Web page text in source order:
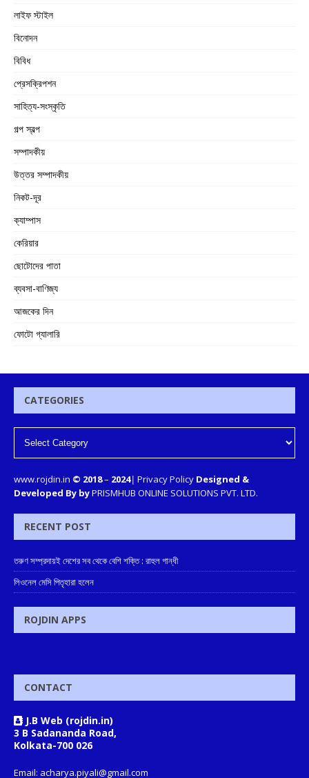
লাইফ স্টাইল
বিনোদন
বিবিধ
প্রেসক্রিপশন
সাহিত্য-সংস্কৃতি
গল্প স্বল্প
সম্পাদকীয়
উত্তর সম্পাদকীয়
নিকট-দূর
ক্যাম্পাস
কেরিয়ার
ছোটোদের পাতা
ব্যবসা-বাণিজ্য
আজকের দিন
ফোটো গ্যালারি
CATEGORIES
www.rojdin.in © 2018– 2024| Privacy Policy Designed &
Developed By byPRISMHUB ONLINE SOLUTIONS PVT. LTD.
RECENT POST
তরুণ সম্প্রদায়ই দেশের সব থেকে বেশি শক্তি : রাহুল গান্ধী
লিওনেল মেসি পিতৃহারা হলেন
ROJDIN APPS
CONTACT
J.B Web (rojdin.in)
3 B Sadananda Road,
Kolkata-700 026
Email: acharya.piyali@gmail.com